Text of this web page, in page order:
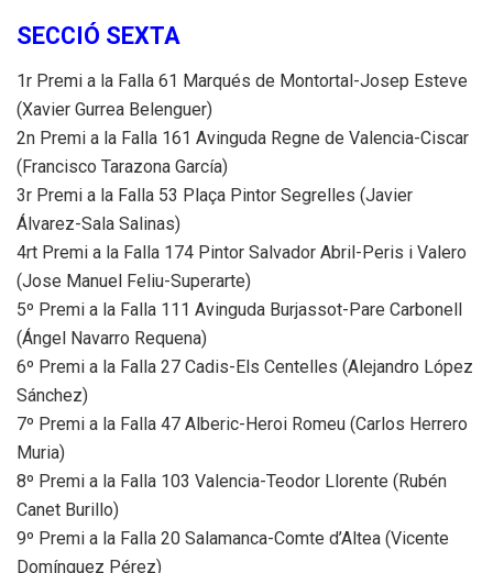
SECCIÓ SEXTA
1r Premi a la Falla 61 Marqués de Montortal-Josep Esteve
(Xavier Gurrea Belenguer)
2n Premi a la Falla 161 Avinguda Regne de Valencia-Ciscar
(Francisco Tarazona García)
3r Premi a la Falla 53 Plaça Pintor Segrelles (Javier
Álvarez-Sala Salinas)
4rt Premi a la Falla 174 Pintor Salvador Abril-Peris i Valero
(Jose Manuel Feliu-Superarte)
5º Premi a la Falla 111 Avinguda Burjassot-Pare Carbonell
(Ángel Navarro Requena)
6º Premi a la Falla 27 Cadis-Els Centelles (Alejandro López
Sánchez)
7º Premi a la Falla 47 Alberic-Heroi Romeu (Carlos Herrero
Muria)
8º Premi a la Falla 103 Valencia-Teodor Llorente (Rubén
Canet Burillo)
9º Premi a la Falla 20 Salamanca-Comte d’Altea (Vicente
Domínguez Pérez)